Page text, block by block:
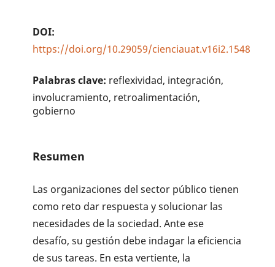
DOI:
https://doi.org/10.29059/cienciauat.v16i2.1548
Palabras clave: reflexividad, integración,
involucramiento, retroalimentación,
gobierno
Resumen
Las organizaciones del sector público tienen
como reto dar respuesta y solucionar las
necesidades de la sociedad. Ante ese
desafío, su gestión debe indagar la eficiencia
de sus tareas. En esta vertiente, la